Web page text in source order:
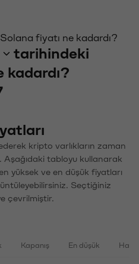
fiyatı ne kadardı?
tarihindeki
kadardı?
kripto varlıkların zaman
Aşağıdaki tabloyu kullanarak
yüksek ve en düşük fiyatları
Seçtiğiniz
çevrilmiştir.
Kapanış En düşük